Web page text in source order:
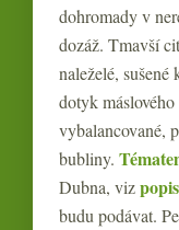
dohromady v
dozáž. Tmavší
naleželé,
dotyk
vybalancované,
bubliny.
Dubna, viz
budu podávat.